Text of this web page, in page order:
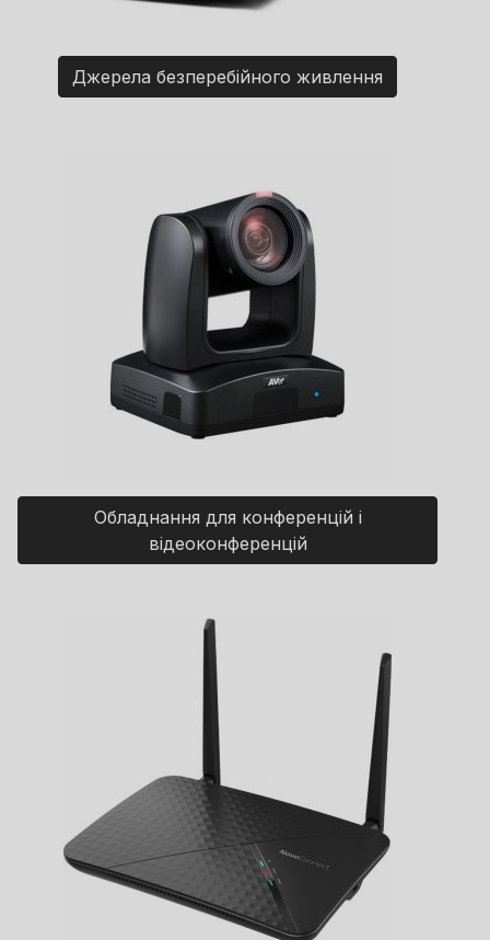
Джерела безперебійного живлення
Обладнання для конференцій і
відеоконференцій